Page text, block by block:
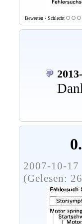
Bewerten - Schlecht
2007-10-
(Gelesen: